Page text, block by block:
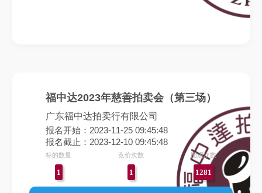
福中达2023年慈善拍卖会（第三场）
广东福中达拍卖行有限公司
报名开始：2023-11-25 09:45:48
报名截止：2023-12-10 09:45:48
标的数量
1
竞价次数
1
围观次数
1281